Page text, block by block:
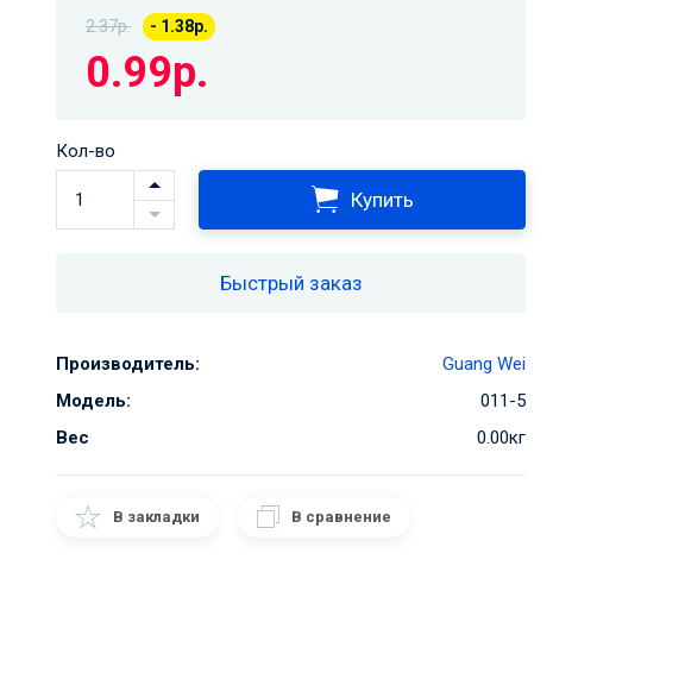
2.37р. - 1.38р.
0.99р.
Кол-во
Купить
Быстрый заказ
Производитель:
Guang Wei
Модель:
011-5
Вес
0.00кг
В закладки В сравнение